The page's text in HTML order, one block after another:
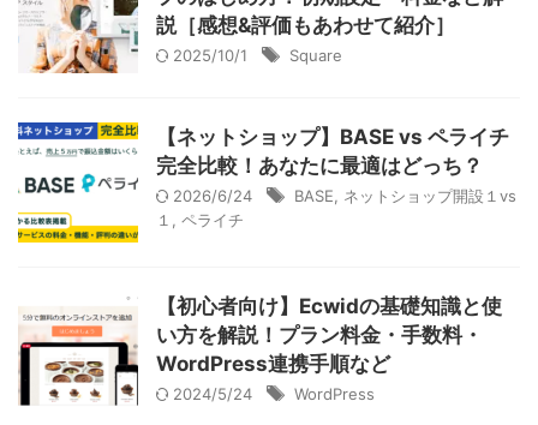
説［感想&評価もあわせて紹介］
2025/10/1 Square
【ネットショップ】BASE vs ペライチ
完全比較！あなたに最適はどっち？
2026/6/24 BASE
ネットショップ開設１vs
１
ペライチ
【初心者向け】Ecwidの基礎知識と使
い方を解説！プラン料金・手数料・
WordPress連携手順など
2024/5/24 WordPress